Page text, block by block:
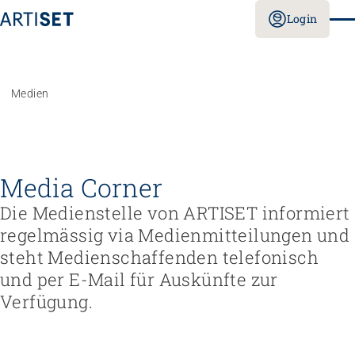
Login
Medien
Media Corner
Die Medienstelle von ARTISET informiert
regelmässig via Medienmitteilungen und
steht Medienschaffenden telefonisch
und per E-Mail für Auskünfte zur
Verfügung.